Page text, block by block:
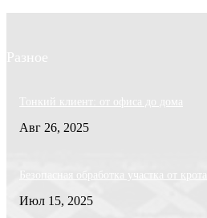
Разное
Тонкий клиент: от офиса до дома
Авг 26, 2025
Безопасная обработка участка от крота
Июл 15, 2025